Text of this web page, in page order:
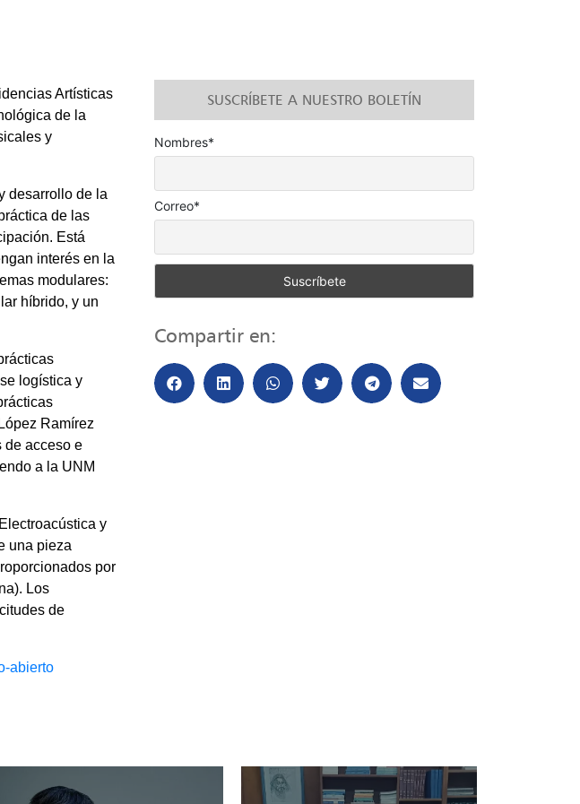
Artísticas
de la
y
desarrollo de la
de las
Está
interés en la
modulares:
híbrido, y un
logística y
Ramírez
de acceso e
a la UNM
y
una pieza
por
Los
de
abierto
SUSCRÍBETE A NUESTRO BOLETÍN
Nombres*
Correo*
Compartir en: